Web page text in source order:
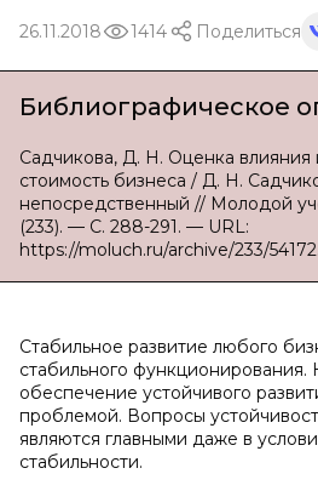
26.11.2018 1414 Поделиться
Библиографическое
Садчикова, Д. Н. Оценка влияния
стоимость бизнеса / Д. Н.
непосредственный // Молодой
(233). — С. 288-291. — URL:
https://moluch.ru/archive/233/54172.
Стабильное развитие любого
стабильного
обеспечение устойчивого
проблемой. Вопросы
являются главными даже в
стабильности.